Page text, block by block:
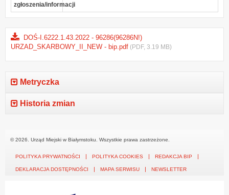
zgłoszenia/informacji
DOŚ-I.6222.1.43.2022 - 96286(96286N!)
URZAD_SKARBOWY_II_NEW - bip.pdf (PDF, 3.19 MB)
Metryczka
Historia zmian
© 2026. Urząd Miejski w Białymstoku. Wszystkie prawa zastrzeżone.
POLITYKA PRYWATNOŚCI POLITYKA COOKIES REDAKCJA BIP
DEKLARACJA DOSTĘPNOŚCI MAPA SERWISU NEWSLETTER